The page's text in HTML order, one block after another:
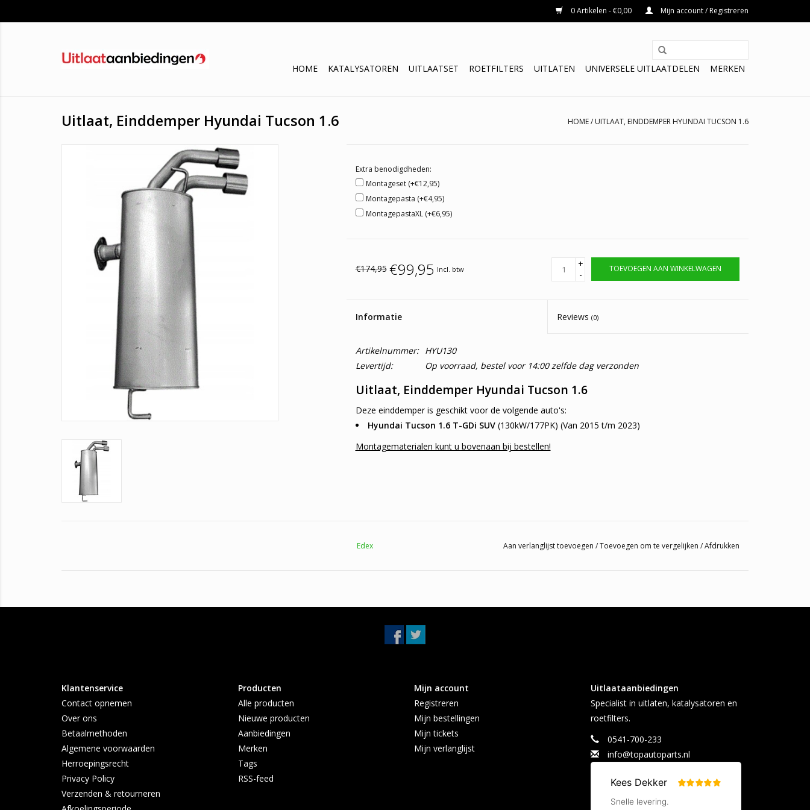
0 Artikelen - €0,00 Mijn account / Registreren
HOME KATALYSATOREN UITLAATSET ROETFILTERS UITLATEN UNIVERSELE UITLAATDELEN MERKEN
Uitlaat, Einddemper Hyundai Tucson 1.6 HOME/ UITLAAT, EINDDEMPER HYUNDAI TUCSON 1.6
Extra benodigdheden:
Montageset (+€12,95)
Montagepasta (+€4,95)
MontagepastaXL (+€6,95)
€174,95 €99,95 Incl. btw
+
-
TOEVOEGEN AAN WINKELWAGEN
Informatie Reviews(0)
Artikelnummer:
HYU130
Levertijd:
Op voorraad, bestel voor 14:00 zelfde dag verzonden
Uitlaat, Einddemper Hyundai Tucson 1.6
Deze einddemper is geschikt voor de volgende auto's:
Hyundai Tucson 1.6 T-GDi SUV (130kW/177PK) (Van 2015 t/m 2023)
Montagematerialen kunt u bovenaan bij bestellen!
Edex Aan verlanglijst toevoegen /Toevoegen om te vergelijken /Afdrukken
Klantenservice
Contact opnemen
Over ons
Betaalmethoden
Algemene voorwaarden
Herroepingsrecht
Privacy Policy
Verzenden & retourneren
Producten
Alle producten
Nieuwe producten
Aanbiedingen
Merken
Tags
RSS-feed
Mijn account
Registreren
Mijn bestellingen
Mijn tickets
Mijn verlanglijst
Uitlaataanbiedingen
Specialist in uitlaten, katalysatoren en
roetfilters.
0541-700-233
info@topautoparts.nl